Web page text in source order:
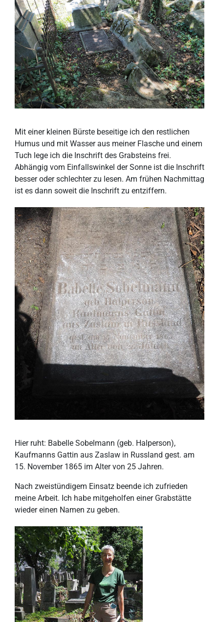
Mit einer kleinen Bürste beseitige ich den restlichen
Humus und mit Wasser aus meiner Flasche und einem
Tuch lege ich die Inschrift des Grabsteins frei.
Abhängig vom Einfallswinkel der Sonne ist die Inschrift
besser oder schlechter zu lesen. Am frühen Nachmittag
ist es dann soweit die Inschrift zu entziffern.
Hier ruht: Babelle Sobelmann (geb. Halperson),
Kaufmanns Gattin aus Zaslaw in Russland gest. am
15. November 1865 im Alter von 25 Jahren.
Nach zweistündigem Einsatz beende ich zufrieden
meine Arbeit. Ich habe mitgeholfen einer Grabstätte
wieder einen Namen zu geben.